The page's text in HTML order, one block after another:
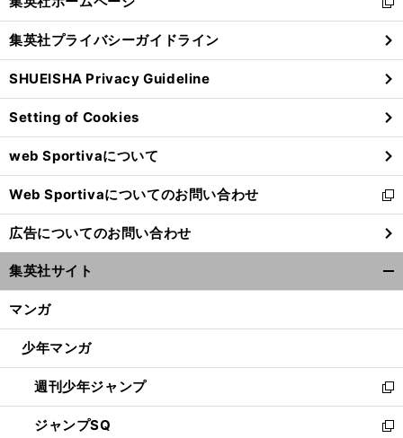
閉
る
新
し
い
ウ
ィ
ン
ド
ウ
で
開
く
集英社プライバシーガイドライン
SHUEISHA Privacy Guideline
Setting of Cookies
web Sportivaについて
Web Sportivaについてのお問い合わせ
新
し
い
ウ
ィ
ン
ウ
開
く
広告についてのお問い合わせ
集英社サイト
マンガ
少年マンガ
週刊少年ジャンプ
新
し
い
ジャンプSQ
新